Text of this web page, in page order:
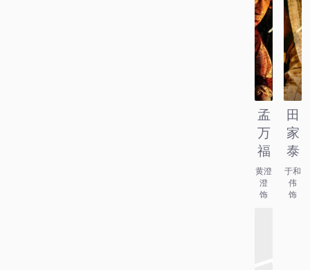
孟
万
福
黄澄
澄
饰
田
家
泰
于和
伟
饰